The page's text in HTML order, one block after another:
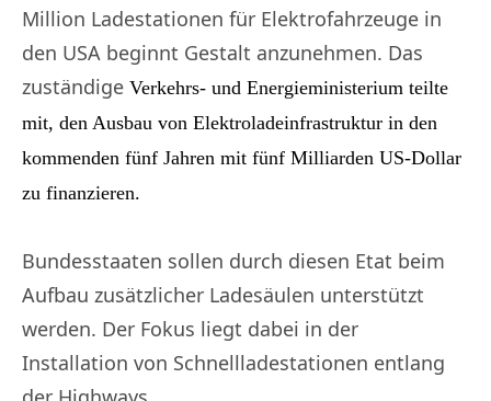
Million Ladestationen für Elektrofahrzeuge in
den USA beginnt Gestalt anzunehmen. Das
zuständige Verkehrs- und Energieministerium teilte
mit, den Ausbau von Elektroladeinfrastruktur in den
kommenden fünf Jahren mit fünf Milliarden US-Dollar
zu finanzieren.
Bundesstaaten sollen durch diesen Etat beim
Aufbau zusätzlicher Ladesäulen unterstützt
werden. Der Fokus liegt dabei in der
Installation von Schnellladestationen entlang